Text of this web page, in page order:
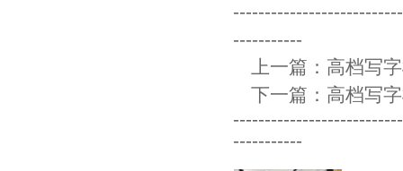
-----------
上一篇： 高档写
下一篇： 高档写
-----------